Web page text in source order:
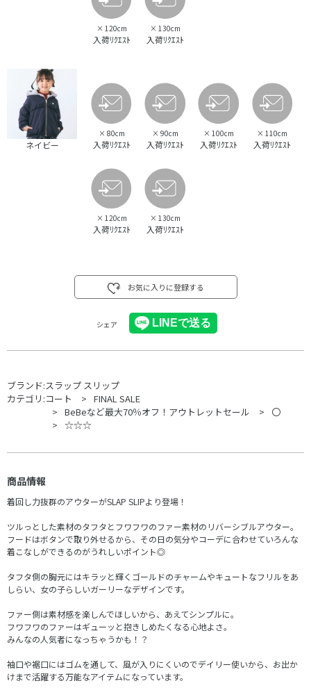
× 120cm
入荷ﾘｸｴｽﾄ
× 130cm
入荷ﾘｸｴｽﾄ
ネイビー
× 80cm
入荷ﾘｸｴｽﾄ
× 90cm
入荷ﾘｸｴｽﾄ
× 100cm
入荷ﾘｸｴｽﾄ
× 110cm
入荷ﾘｸｴｽﾄ
× 120cm
入荷ﾘｸｴｽﾄ
× 130cm
入荷ﾘｸｴｽﾄ
お気に入りに登録する
シェア
ブランド:スラップ スリップ
カテゴリ:コート
FINAL SALE
BeBeなど最大70％オフ！アウトレットセール
〇
☆☆☆
商品情報
着回し力抜群のアウターがSLAP SLIPより登場！
ツルっとした素材のタフタとフワフワのファー素材のリバーシブルアウター。
フードはボタンで取り外せるから、その日の気分やコーデに合わせていろんな
着こなしができるのがうれしいポイント◎
タフタ側の胸元にはキラッと輝くゴールドのチャームやキュートなフリルをあ
しらい、女の子らしいガーリーなデザインです。
ファー側は素材感を楽しんでほしいから、あえてシンプルに。
フワフワのファーはギューッと抱きしめたくなる心地よさ。
みんなの人気者になっちゃうかも！？
袖口や裾口にはゴムを通して、風が入りにくいのでデイリー使いから、お出か
けまで活躍する万能なアイテムになっています。